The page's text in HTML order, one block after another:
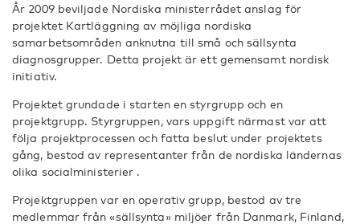
År 2009 beviljade Nordiska ministerrådet anslag för
projektet Kartläggning av möjliga nordiska
samarbetsområden anknutna till små och sällsynta
diagnosgrupper. Detta projekt är ett gemensamt nordisk
initiativ.
Projektet grundade i starten en styrgrupp och en
projektgrupp. Styrgruppen, vars uppgift närmast var att
följa projektprocessen och fatta beslut under projektets
gång, bestod av representanter från de nordiska ländernas
olika socialministerier .
Projektgruppen var en operativ grupp, bestod av tre
medlemmar från «sällsynta» miljöer från Danmark, Finland,